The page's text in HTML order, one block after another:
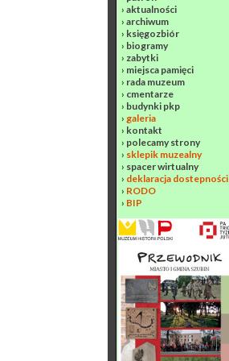
› aktualności
› archiwum
› księgozbiór
› biogramy
› zabytki
› miejsca pamięci
› rada muzeum
› cmentarze
› budynki pkp
› galeria
› kontakt
› polecamy strony
› sklepik muzealny
› spacer wirtualny
› deklaracja dostepności
› RODO
› BIP